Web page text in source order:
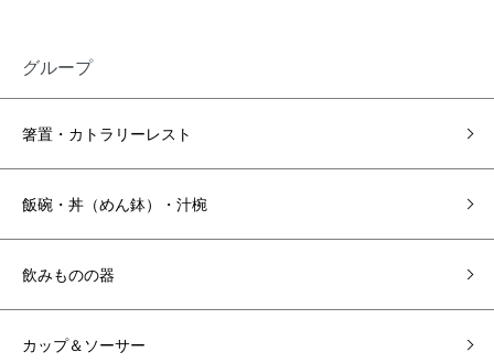
グループ
箸置・カトラリーレスト
飯碗・丼（めん鉢）・汁椀
飲みものの器
カップ＆ソーサー